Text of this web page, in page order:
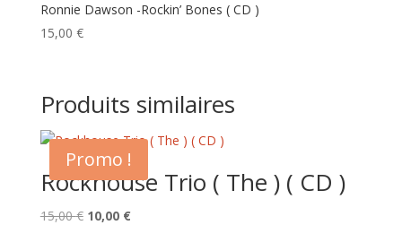
Ronnie Dawson -Rockin’ Bones ( CD )
15,00 €
Produits similaires
Promo !
Rockhouse Trio ( The ) ( CD )
15,00€ Le
10,00 €Le